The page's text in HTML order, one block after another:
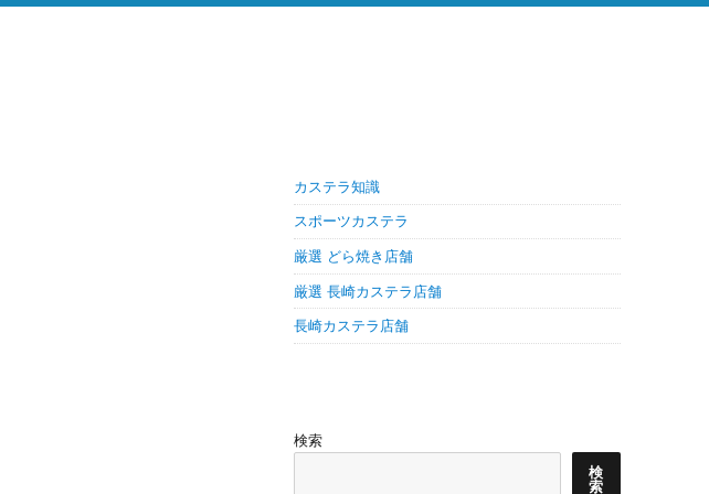
カステラ知識
スポーツカステラ
厳選 どら焼き店舗
厳選 長崎カステラ店舗
長崎カステラ店舗
検索
検
索